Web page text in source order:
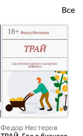
Все
Федор Нестеров